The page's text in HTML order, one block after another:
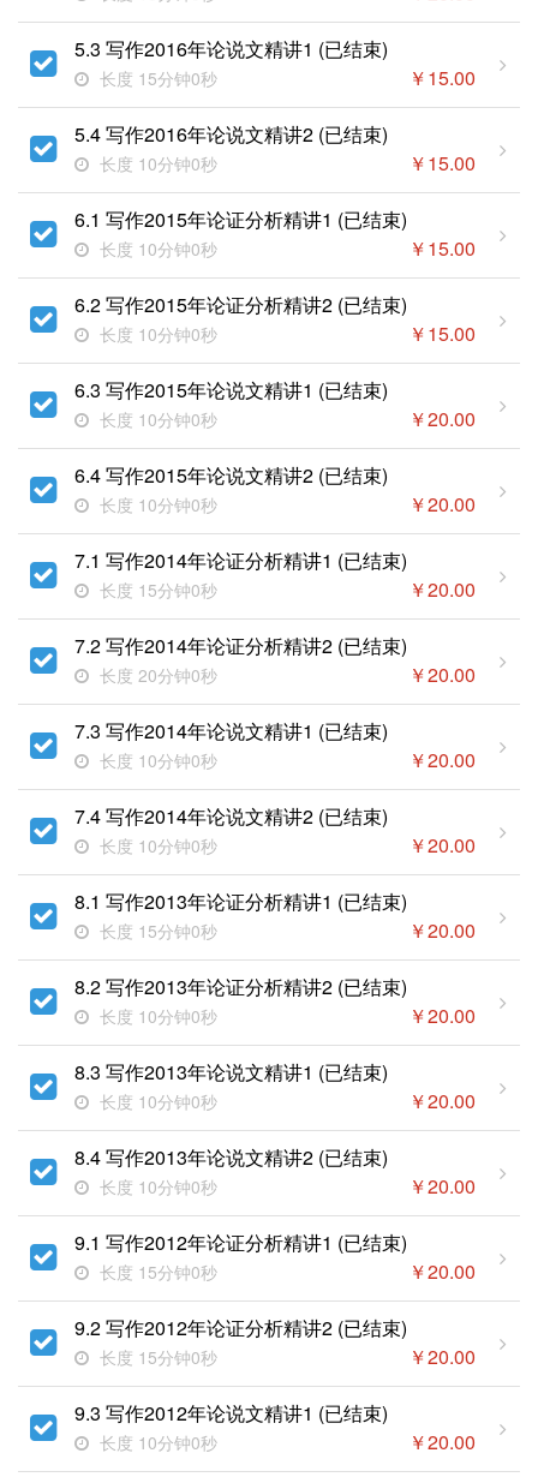
5.3 写作2016年论说文精讲1 (已结束)
长度 15分钟0秒 ￥15.00
5.4 写作2016年论说文精讲2 (已结束)
长度 10分钟0秒 ￥15.00
6.1 写作2015年论证分析精讲1 (已结束)
长度 10分钟0秒 ￥15.00
6.2 写作2015年论证分析精讲2 (已结束)
长度 10分钟0秒 ￥15.00
6.3 写作2015年论说文精讲1 (已结束)
长度 10分钟0秒 ￥20.00
6.4 写作2015年论说文精讲2 (已结束)
长度 10分钟0秒 ￥20.00
7.1 写作2014年论证分析精讲1 (已结束)
长度 15分钟0秒 ￥20.00
7.2 写作2014年论证分析精讲2 (已结束)
长度 20分钟0秒 ￥20.00
7.3 写作2014年论说文精讲1 (已结束)
长度 10分钟0秒 ￥20.00
7.4 写作2014年论说文精讲2 (已结束)
长度 10分钟0秒 ￥20.00
8.1 写作2013年论证分析精讲1 (已结束)
长度 15分钟0秒 ￥20.00
8.2 写作2013年论证分析精讲2 (已结束)
长度 10分钟0秒 ￥20.00
8.3 写作2013年论说文精讲1 (已结束)
长度 10分钟0秒 ￥20.00
8.4 写作2013年论说文精讲2 (已结束)
长度 10分钟0秒 ￥20.00
9.1 写作2012年论证分析精讲1 (已结束)
长度 15分钟0秒 ￥20.00
9.2 写作2012年论证分析精讲2 (已结束)
长度 15分钟0秒 ￥20.00
9.3 写作2012年论说文精讲1 (已结束)
长度 10分钟0秒 ￥20.00